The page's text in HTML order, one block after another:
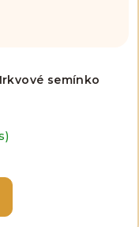
semínko